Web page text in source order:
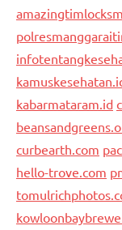
kabarmataram.id
curbearth.com
hello-trove.com